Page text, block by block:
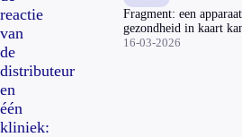
reactie
van
de
distributeur
en
één
kliniek:
Fragment: een
gezondheid in kaart
16-03-2026